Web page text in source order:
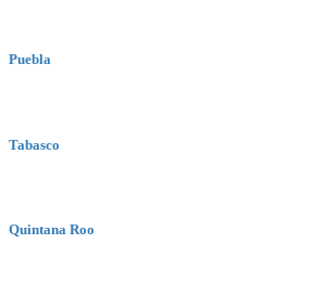
Puebla
Tabasco
Quintana Roo